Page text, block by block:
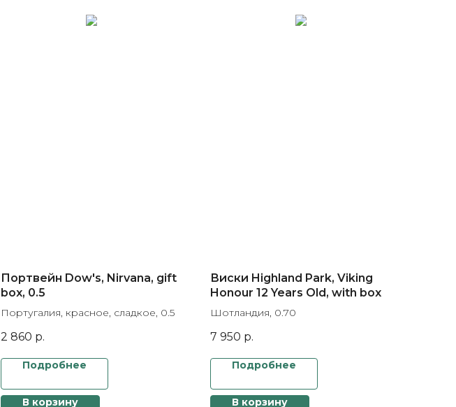
Портвейн Dow's, Nirvana, gift
box, 0.5
Португалия, красное, сладкое, 0.5
2 860 р.
Подробнее
В корзину
Виски Highland Park, Viking
Honour 12 Years Old, with box
Шотландия, 0.70
7 950 р.
Подробнее
В корзину